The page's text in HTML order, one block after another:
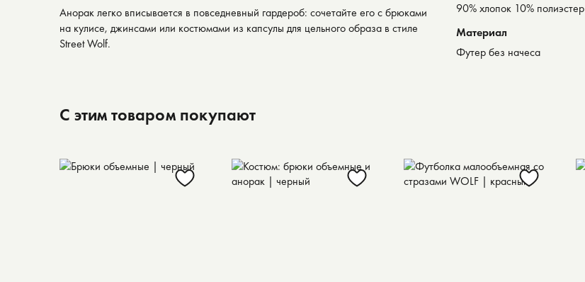
Анорак легко вписывается в повседневный гардероб: сочетайте его с брюками
на кулисе, джинсами или костюмами из капсулы для цельного образа в стиле
Street Wolf.
90% хлопок 10% полиэстер
Материал
Футер без начеса
С этим товаром покупают